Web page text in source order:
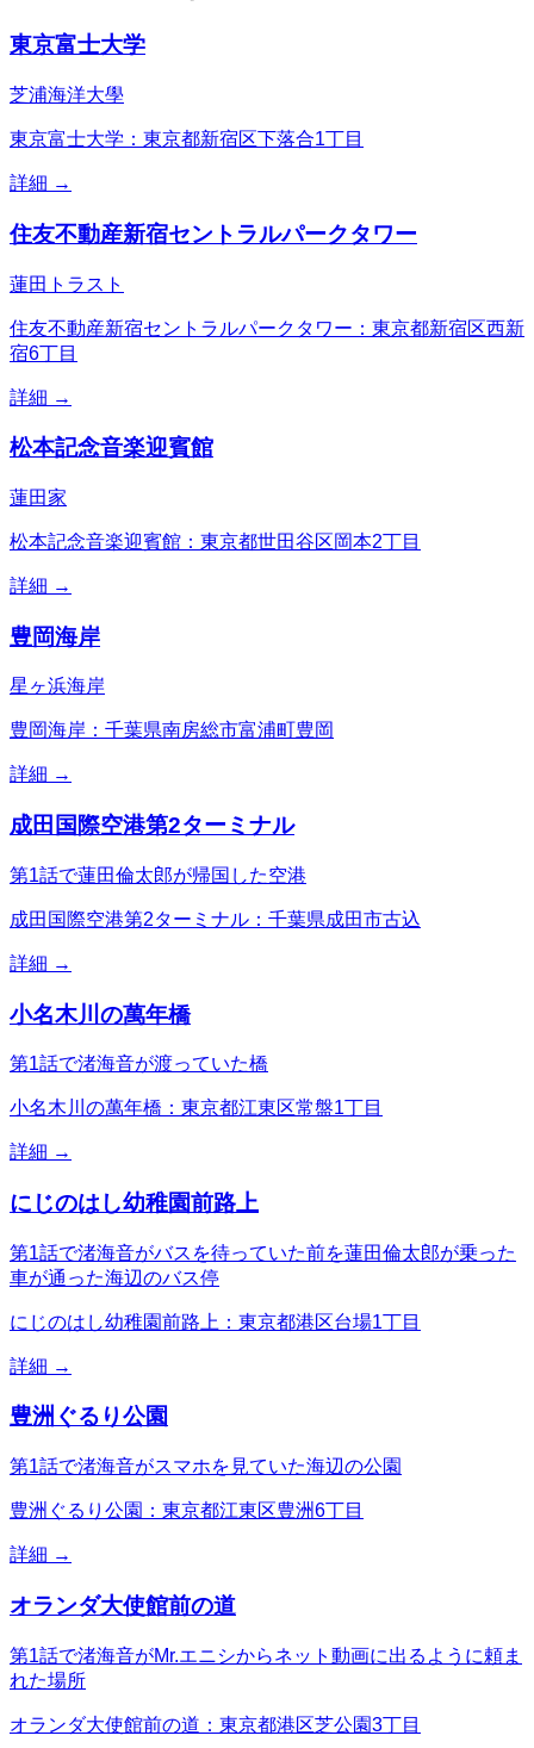
東京富士大学
芝浦海洋大學
東京富士大学：東京都新宿区下落合1丁目
詳細 →
住友不動産新宿セントラルパークタワー
蓮田トラスト
住友不動産新宿セントラルパークタワー：東京都新宿区西新
宿6丁目
詳細 →
松本記念音楽迎賓館
蓮田家
松本記念音楽迎賓館：東京都世田谷区岡本2丁目
詳細 →
豊岡海岸
星ヶ浜海岸
豊岡海岸：千葉県南房総市富浦町豊岡
詳細 →
成田国際空港第2ターミナル
第1話で蓮田倫太郎が帰国した空港
成田国際空港第2ターミナル：千葉県成田市古込
詳細 →
小名木川の萬年橋
第1話で渚海音が渡っていた橋
小名木川の萬年橋：東京都江東区常盤1丁目
詳細 →
にじのはし幼稚園前路上
第1話で渚海音がバスを待っていた前を蓮田倫太郎が乗った
車が通った海辺のバス停
にじのはし幼稚園前路上：東京都港区台場1丁目
詳細 →
豊洲ぐるり公園
第1話で渚海音がスマホを見ていた海辺の公園
豊洲ぐるり公園：東京都江東区豊洲6丁目
詳細 →
オランダ大使館前の道
第1話で渚海音がMr.エニシからネット動画に出るように頼ま
れた場所
オランダ大使館前の道：東京都港区芝公園3丁目